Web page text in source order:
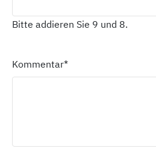
Bitte addieren Sie 9 und 8.
Kommentar*